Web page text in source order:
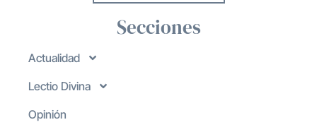
Secciones
Actualidad
Lectio Divina
Opinión